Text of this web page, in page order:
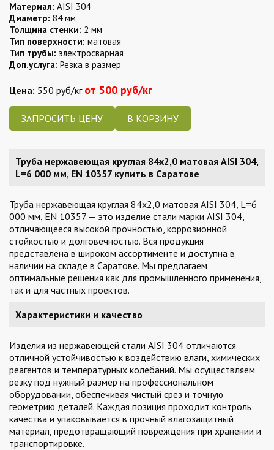
Материал: AISI 304
Диаметр: 84 мм
Толщина стенки: 2 мм
Тип поверхности: матовая
Тип трубы: электросварная
Доп.услуга: Резка в размер
Цена: 550 руб/кг от 500 руб/кг
ЗАПРОСИТЬ ЦЕНУ
Труба нержавеющая круглая 84х2,0 матовая AISI 304,
L=6 000 мм, EN 10357 купить в Саратове
Труба нержавеющая круглая 84х2,0 матовая AISI 304, L=6
000 мм, EN 10357 — это изделие стали марки AISI 304,
отличающееся высокой прочностью, коррозионной
стойкостью и долговечностью. Вся продукция
представлена в широком ассортименте и доступна в
наличии на складе в Саратове. Мы предлагаем
оптимальные решения как для промышленного применения,
так и для частных проектов.
Характеристики и качество
Изделия из нержавеющей стали AISI 304 отличаются
отличной устойчивостью к воздействию влаги, химических
реагентов и температурных колебаний. Мы осуществляем
резку под нужный размер на профессиональном
оборудовании, обеспечивая чистый срез и точную
геометрию деталей. Каждая позиция проходит контроль
качества и упаковывается в прочный влагозащитный
материал, предотвращающий повреждения при хранении и
транспортировке.